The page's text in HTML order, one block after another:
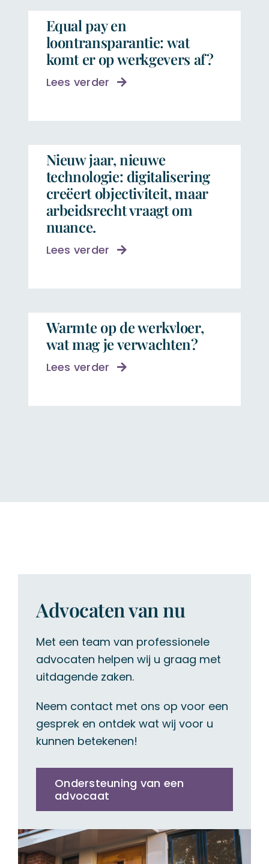
Equal pay en
loontransparantie: wat
komt er op werkgevers af?
Lees verder
Nieuw jaar, nieuwe
technologie: digitalisering
creëert objectiviteit, maar
arbeidsrecht vraagt om
nuance.
Lees verder
Warmte op de werkvloer,
wat mag je verwachten?
Lees verder
Advocaten van nu
Met een team van professionele
advocaten helpen wij u graag met
uitdagende zaken.
Neem contact met ons op voor een
gesprek en ontdek wat wij voor u
kunnen betekenen!
Ondersteuning van een
advocaat